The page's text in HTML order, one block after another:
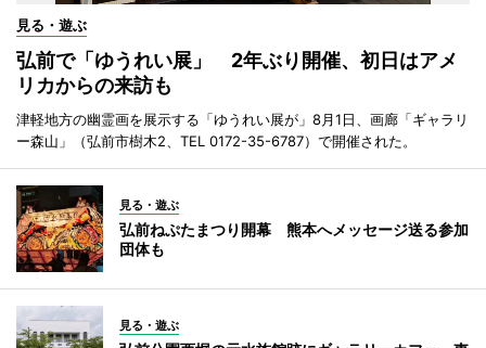
見る・遊ぶ
弘前で「ゆうれい展」 2年ぶり開催、初日はアメ
リカからの来訪も
津軽地方の幽霊画を展示する「ゆうれい展が」8月1日、画廊「ギャラリ
ー森山」（弘前市樹木2、TEL 0172-35-6787）で開催された。
見る・遊ぶ
弘前ねぷたまつり開幕 熊本へメッセージ送る参加
団体も
見る・遊ぶ